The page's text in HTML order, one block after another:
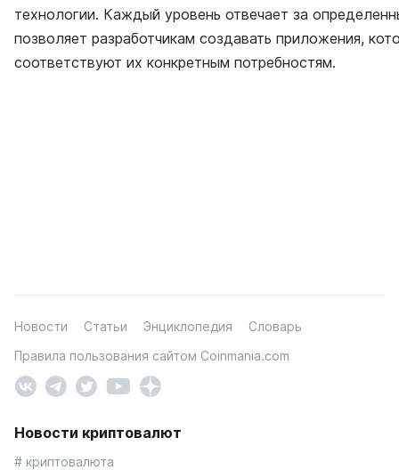
технологии. Каждый уровень отвечает за
позволяет разработчикам создавать приложения,
соответствуют их конкретным потребностям.
Новости Статьи Энциклопедия
Словарь
Правила пользования сайтом Coinmania.com
Новости криптовалют
# криптовалюта